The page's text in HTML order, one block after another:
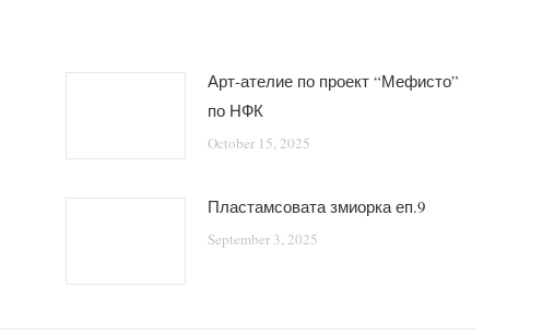
Арт-ателие по проект “Мефисто”
по НФК
October 15, 2025
Пластамсовата змиорка еп.9
September 3, 2025